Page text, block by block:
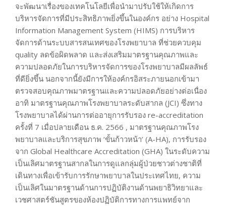
จะพัฒนาเรื่องของเทคโนโลยีเพื่อนำมาปรับใช้ให้เกิดการ
บริหารจัดการที่มีประสิทธิภาพยิ่งขึ้นในองค์กร อย่าง Hospital
Information Management System (HIMS) การบริหาร
จัดการด้านระบบสารสนเทศของโรงพยาบาล ที่ช่วยควบคุม
quality ลดข้อผิดพลาด และส่งเสริมมาตรฐานคุณภาพและ
ความปลอดภัยในการบริหารจัดการของโรงพยาบาลมีผลลัพธ์
ที่ดียิ่งขึ้น นอกจากนี้ยังมีการให้องค์กรอิสระภายนอกเข้ามา
ตรวจสอบคุณภาพมาตรฐานและความปลอดภัยอย่างต่อเนื่อง
อาทิ มาตรฐานคุณภาพโรงพยาบาลระดับสากล (JCI) ซึ่งทาง
โรงพยาบาลได้ผ่านการต่ออายุการรับรอง re-accreditation
ครั้งที่ 7 เมื่อปลายเดือน ธ.ค. 2566 , มาตรฐานคุณภาพโรง
พยาบาลและบริการสุขภาพ ‘ขั้นก้าวหน้า’ (A-HA), การรับรอง
จาก Global Healthcare Accreditation (GHA) ในระดับความ
เป็นเลิศมาตรฐานสากลในการดูแลกลุ่มผู้ป่วยชาวต่างชาติที่
เดินทางเพื่อเข้ารับการรักษาพยาบาลในประเทศไทย, ความ
เป็นเลิศในมาตรฐานด้านการปฏิบัติงานด้านพยาธิวิทยาและ
เวชศาสตร์ชันสูตรของห้องปฏิบัติการทางการแพทย์จาก